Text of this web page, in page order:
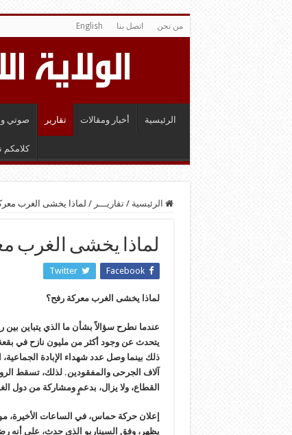
من نحن اتصل بنا English
الرئيسية أخبار ومقالات تقارير صوتي
كلامكم
الرئيسية / تقاريـــر / لماذا يخشى الغرب
لماذا يخشى الغرب
Facebook
Twitter
لماذا يخشى الغرب معركة رفح؟
عندما نطرح سؤالاً بشأن ما الذي يتباين
يتحدث عن وجود أكثر من مليون نازح في
آلاف الجرحى والمفقودين. لذلك، تسقط
القطاع، ولا يزال، بدعمٍ ومشاركة من دول
إعلان حركة حماس، في الساعات الأخيرة،
يظهر، وفق السيناريو الذي حدث، على أنه